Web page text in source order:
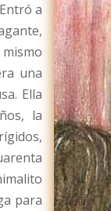
a
una
Ella
la
para